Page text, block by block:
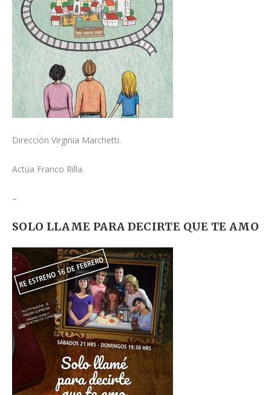
Dirección Virginia Marchetti.
Actúa Franco Rilla.
–
SOLO LLAME PARA DECIRTE QUE TE AMO